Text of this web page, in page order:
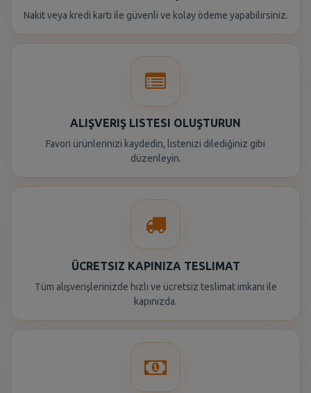
Nakit veya kredi kartı ile güvenli ve kolay ödeme yapabilirsiniz.
ALIŞVERIŞ LISTESI OLUŞTURUN
Favori ürünlerinizi kaydedin, listenizi dilediğiniz gibi
düzenleyin.
ÜCRETSIZ KAPINIZA TESLIMAT
Tüm alışverişlerinizde hızlı ve ücretsiz teslimat imkanı ile
kapınızda.